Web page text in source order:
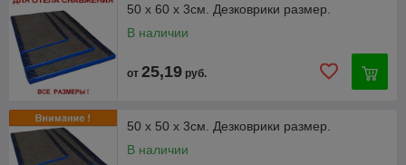
50 х 60 х 3см. Дезковрики размер.
В наличии
от 25,19 руб.
50 х 50 х 3см. Дезковрики размер.
В наличии